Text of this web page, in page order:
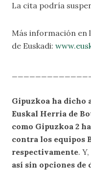
La cita podría
Más información en
de Euskadi:
Gipuzkoa ha dicho
Euskal Herria de
como Gipuzkoa 2
contra los equipos
respectivamente.
así sin opciones de